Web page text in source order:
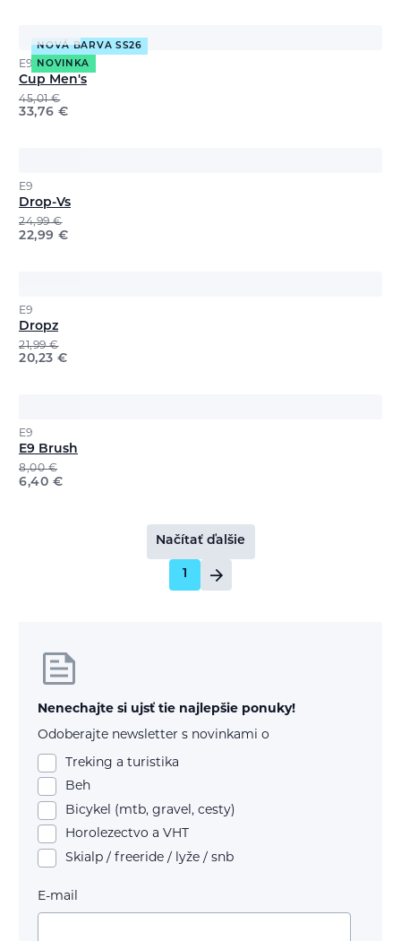
NOVÁ BARVA SS26
NOVINKA
E9
Cup Men's
45,01€
33,76 €
E9
Drop-Vs
24,99€
22,99 €
E9
Dropz
21,99€
20,23 €
E9
E9 Brush
8,00€
6,40 €
Načítať ďalšie
1
Nenechajte si ujsť tie najlepšie ponuky!
Odoberajte newsletter s novinkami o
Treking a turistika
Beh
Bicykel (mtb, gravel, cesty)
Horolezectvo a VHT
Skialp / freeride / lyže / snb
E-mail